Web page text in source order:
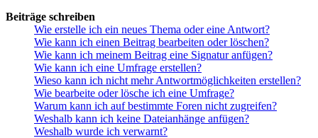
Beiträge schreiben
Wie erstelle ich ein neues Thema oder eine Antwort?
Wie kann ich einen Beitrag bearbeiten oder löschen?
Wie kann ich meinem Beitrag eine Signatur anfügen?
Wie kann ich eine Umfrage erstellen?
Wieso kann ich nicht mehr Antwortmöglichkeiten erstellen?
Wie bearbeite oder lösche ich eine Umfrage?
Warum kann ich auf bestimmte Foren nicht zugreifen?
Weshalb kann ich keine Dateianhänge anfügen?
Weshalb wurde ich verwarnt?